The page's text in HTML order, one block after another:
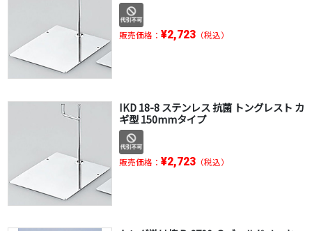
販売価格： ¥2,723（税込）
IKD 18-8 ステンレス 抗菌 トングレスト カ
ギ型 150mmタイプ
販売価格： ¥2,723（税込）